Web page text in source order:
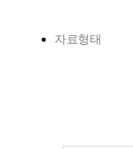
자료형태